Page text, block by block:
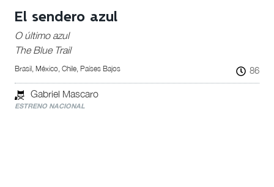
El sendero azul
O último azul
The Blue Trail
Brasil, México, Chile, Países Bajos 86
Gabriel Mascaro
ESTRENO NACIONAL